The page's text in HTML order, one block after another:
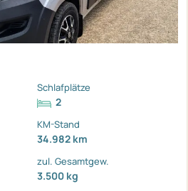
Schlafplätze
2
KM-Stand
34.982 km
zul. Gesamtgew.
3.500 kg